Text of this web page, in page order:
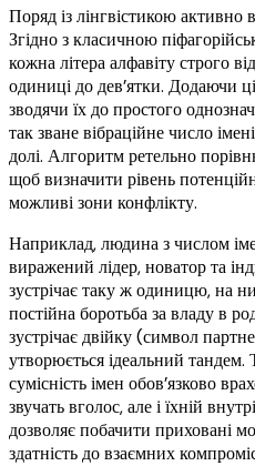
Поряд із лінгвістикою активно
Згідно з класичною
кожна літера алфавіту строго
одиниці до дев’ятки. Додаючи
зводячи їх до простого
так зване вібраційне число
долі. Алгоритм ретельно
щоб визначити рівень
можливі зони конфлікту.
Наприклад, людина з числом
виражений лідер, новатор та
зустрічає таку ж одиницю, на
постійна боротьба за владу в
зустрічає двійку (символ
утворюється ідеальний
сумісність імен обов’язково
звучать вголос, але і їхній
дозволяє побачити приховані
здатність до взаємних